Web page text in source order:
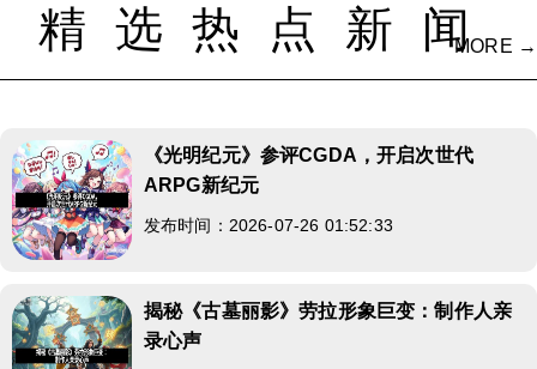
精选热点新闻
MORE →
《光明纪元》参评CGDA，开启次世代
ARPG新纪元
发布时间：2026-07-26 01:52:33
揭秘《古墓丽影》劳拉形象巨变：制作人亲
录心声